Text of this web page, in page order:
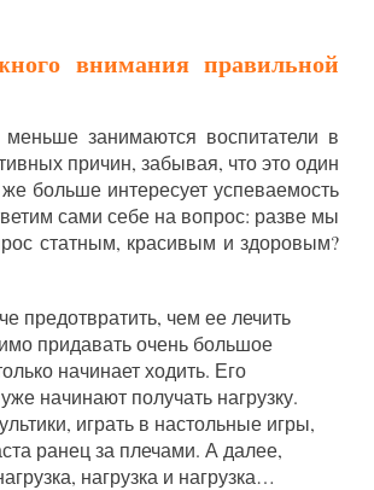
внимания правильной
занимаются воспитатели в
причин, забывая, что это один
больше интересует успеваемость
сами себе на вопрос: разве мы
статным, красивым и здоровым?
предотвратить, чем ее лечить
придавать очень большое
начинает ходить. Его
начинают получать нагрузку.
играть в настольные игры,
ранец за плечами. А далее,
нагрузка и нагрузка…